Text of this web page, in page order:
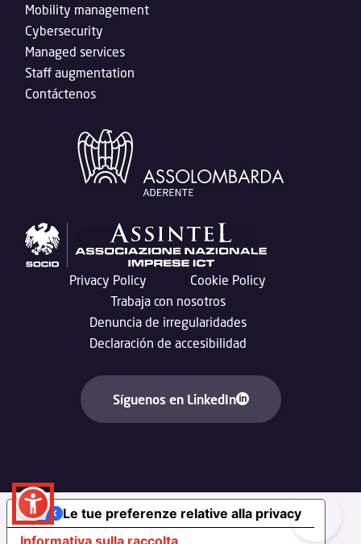
Mobility management
Cybersecurity
Managed services
Staff augmentation
Contáctenos
Privacy Policy
Cookie Policy
Trabaja con nosotros
Denuncia de irregularidades
Declaración de accesibilidad
Síguenos en LinkedIn
Informativa sulla raccolta
Le tue preferenze relative alla privacy